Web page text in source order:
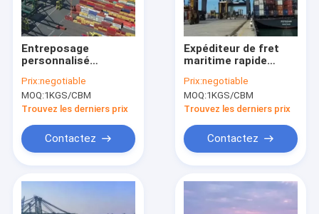
Produits
Vidéos
Visite de l'usine
Contrôle de la qualité
Demandez un devis
Entreposage
personnalisé
Expédition
internationale Chine
Amérique du Sud
Prix:negotiable
MOQ:1KGS/CBM
Trouvez les derniers prix
Contactez
Expéditeur de fret
maritime rapide
conteneur complet
Chine au Canada
Prix:negotiable
MOQ:1KGS/CBM
Trouvez les derniers prix
Contactez